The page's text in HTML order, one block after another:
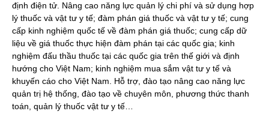
định điện tử. Nâng cao năng lực quản lý chi phí và sử dụng hợp
lý thuốc và vật tư y tế; đàm phán giá thuốc và vật tư y tế; cung
cấp kinh nghiệm quốc tế về đàm phán giá thuốc; cung cấp dữ
liệu về giá thuốc thực hiện đàm phán tại các quốc gia; kinh
nghiệm đấu thầu thuốc tại các quốc gia trên thế giới và định
hướng cho Việt Nam; kinh nghiệm mua sắm vật tư y tế và
khuyến cáo cho Việt Nam. Hỗ trợ, đào tạo nâng cao năng lực
quản trị hệ thống, đào tạo về chuyên môn, phương thức thanh
toán, quản lý thuốc vật tư y tế…